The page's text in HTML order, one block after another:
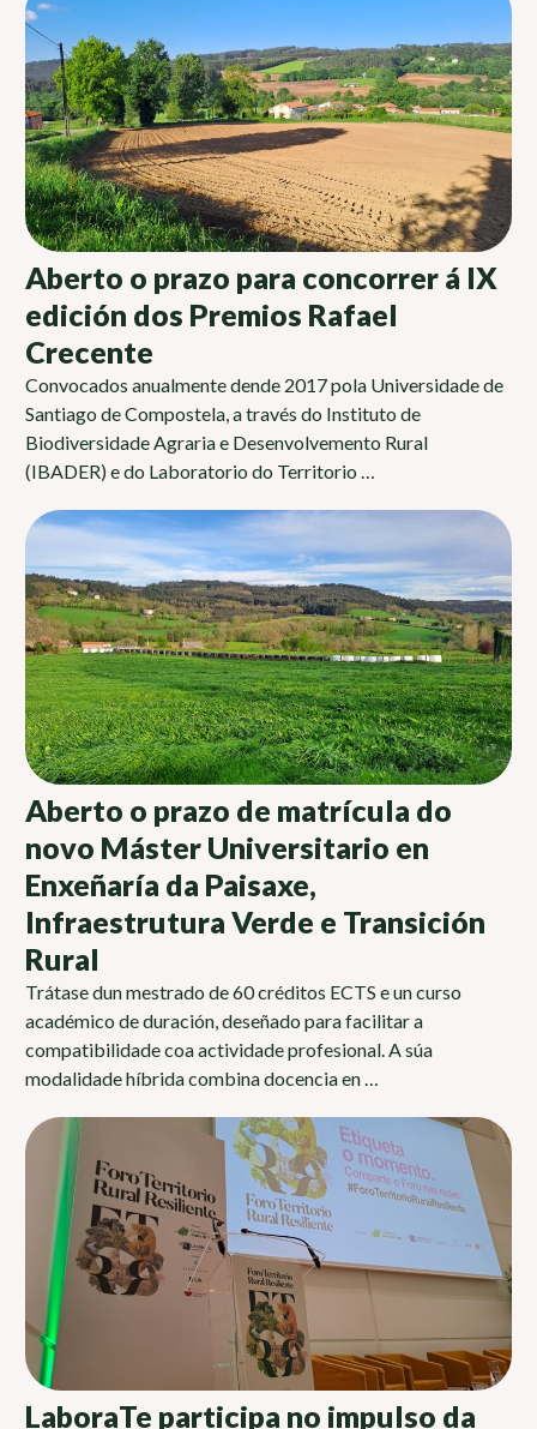
Aberto o prazo para concorrer á IX
edición dos Premios Rafael
Crecente
Convocados anualmente dende 2017 pola Universidade de
Santiago de Compostela, a través do Instituto de
Biodiversidade Agraria e Desenvolvemento Rural
(IBADER) e do Laboratorio do Territorio …
Aberto o prazo de matrícula do
novo Máster Universitario en
Enxeñaría da Paisaxe,
Infraestrutura Verde e Transición
Rural
Trátase dun mestrado de 60 créditos ECTS e un curso
académico de duración, deseñado para facilitar a
compatibilidade coa actividade profesional. A súa
modalidade híbrida combina docencia en …
LaboraTe participa no impulso da